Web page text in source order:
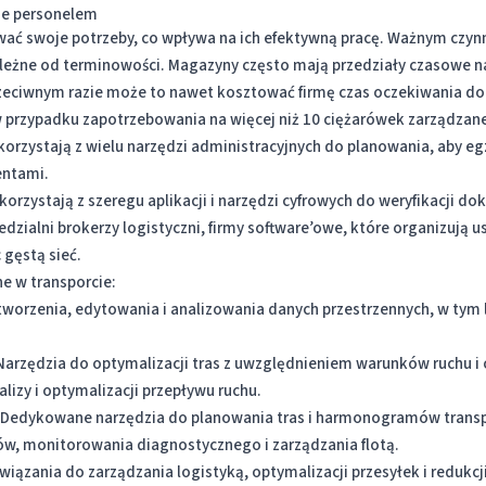
personelem
swoje potrzeby, co wpływa na ich efektywną pracę. Ważnym
od terminowości. Magazyny często mają przedziały czasowe
razie może to nawet kosztować firmę czas oczekiwania
zapotrzebowania na więcej niż 10 ciężarówek
z wielu narzędzi administracyjnych do planowania, aby
z szeregu aplikacji i narzędzi cyfrowych do weryfikacji
brokerzy logistyczni, firmy software’owe, które organizują
sieć.
w transporcie:
edytowania i analizowania danych przestrzennych, w
do optymalizacji tras z uwzględnieniem warunków ruchu
i optymalizacji przepływu ruchu.
narzędzia do planowania tras i harmonogramów
monitorowania diagnostycznego i zarządzania flotą.
do zarządzania logistyką, optymalizacji przesyłek i